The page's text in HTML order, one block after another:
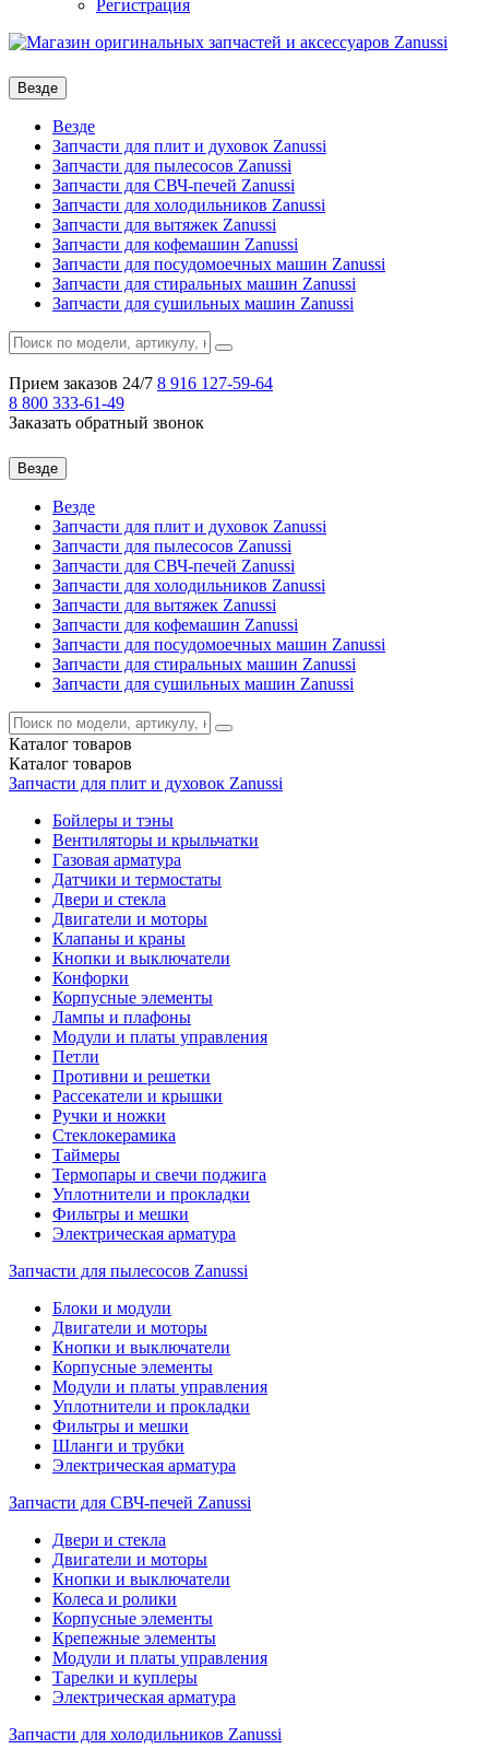
Регистрация
Везде
Везде
Запчасти для плит и духовок Zanussi
Запчасти для пылесосов Zanussi
Запчасти для СВЧ-печей Zanussi
Запчасти для холодильников Zanussi
Запчасти для вытяжек Zanussi
Запчасти для кофемашин Zanussi
Запчасти для посудомоечных машин Zanussi
Запчасти для стиральных машин Zanussi
Запчасти для сушильных машин Zanussi
Прием заказов 24/7 8 916 127-59-64
8 800 333-61-49
Заказать обратный звонок
Везде
Везде
Запчасти для плит и духовок Zanussi
Запчасти для пылесосов Zanussi
Запчасти для СВЧ-печей Zanussi
Запчасти для холодильников Zanussi
Запчасти для вытяжек Zanussi
Запчасти для кофемашин Zanussi
Запчасти для посудомоечных машин Zanussi
Запчасти для стиральных машин Zanussi
Запчасти для сушильных машин Zanussi
Каталог товаров
Каталог товаров
Запчасти для плит и духовок Zanussi
Бойлеры и тэны
Вентиляторы и крыльчатки
Газовая арматура
Датчики и термостаты
Двери и стекла
Двигатели и моторы
Клапаны и краны
Кнопки и выключатели
Конфорки
Корпусные элементы
Лампы и плафоны
Модули и платы управления
Петли
Противни и решетки
Рассекатели и крышки
Ручки и ножки
Стеклокерамика
Таймеры
Термопары и свечи поджига
Уплотнители и прокладки
Фильтры и мешки
Электрическая арматура
Запчасти для пылесосов Zanussi
Блоки и модули
Двигатели и моторы
Кнопки и выключатели
Корпусные элементы
Модули и платы управления
Уплотнители и прокладки
Фильтры и мешки
Шланги и трубки
Электрическая арматура
Запчасти для СВЧ-печей Zanussi
Двери и стекла
Двигатели и моторы
Кнопки и выключатели
Колеса и ролики
Корпусные элементы
Крепежные элементы
Модули и платы управления
Тарелки и куплеры
Электрическая арматура
Запчасти для холодильников Zanussi